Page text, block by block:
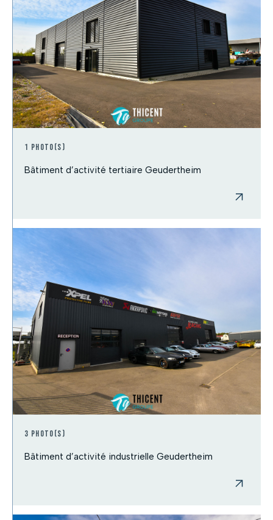
1 photo(s)
Bâtiment d’activité tertiaire Geudertheim
3 photo(s)
Bâtiment d’activité industrielle Geudertheim